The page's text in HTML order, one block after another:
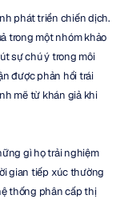
phát triển chiến dịch.
trong một nhóm khảo
sự chú ý trong môi
được phản hồi trái
mẽ từ khán giả khi
gì họ trải nghiệm
gian tiếp xúc thường
thống phân cấp thị